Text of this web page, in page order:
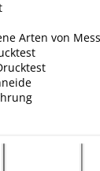
Arten von